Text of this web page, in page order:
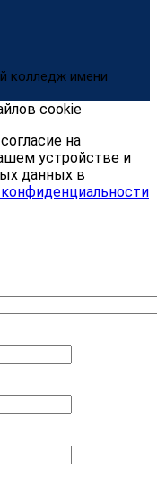
колледж имени
cookie
на
устройстве и
данных в